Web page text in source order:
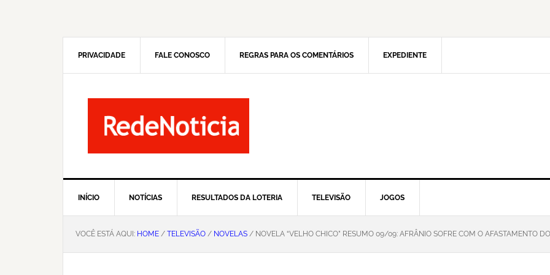
PRIVACIDADE FALE CONOSCO REGRAS PARA OS COMENTÁRIOS EXPEDIENTE
INÍCIO NOTÍCIAS RESULTADOS DA LOTERIA TELEVISÃO JOGOS
VOCÊ ESTÁ AQUI: HOME / TELEVISÃO / NOVELAS / NOVELA “VELHO CHICO” RESUMO 09/09: AFRÂNIO SOFRE COM O AFASTAMENTO